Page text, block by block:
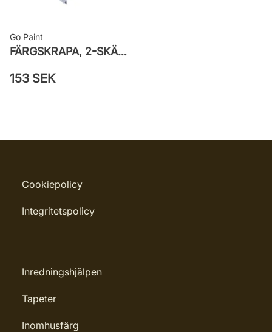
Go Paint
FÄRGSKRAPA, 2-SKÄR/REFILL
153 SEK
Cookiepolicy
Integritetspolicy
Inredningshjälpen
Tapeter
Inomhusfärg